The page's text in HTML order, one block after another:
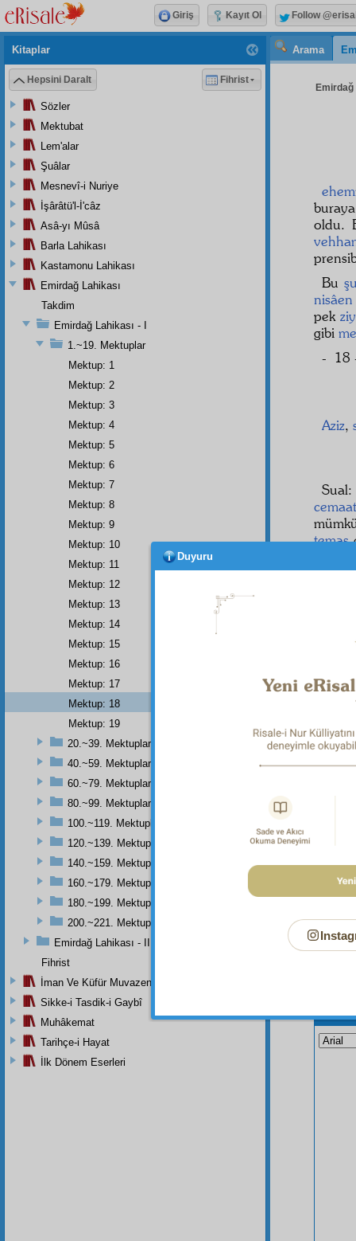
Arama
Emirdağ
oldu.
Bu
nisâen
pek
gibi
- 18
Aziz,
cemaat
temas
Dipnot-2
Kitaplar
Hepsini Daralt Fihrist
Sözler
Mektubat
Lem'alar
Şuâlar
Mesnevî-i Nuriye
İşârâtü'l-İ'câz
Asâ-yı Mûsâ
Barla Lahikası
Kastamonu Lahikası
Emirdağ Lahikası
Takdim
Emirdağ Lahikası - I
1.~19. Mektuplar
Mektup: 1
Mektup: 2
Mektup: 3
Mektup: 4
Mektup: 5
Mektup: 6
Mektup: 7
Mektup: 8
Mektup: 9
Mektup: 10
Mektup: 11
Mektup: 12
Mektup: 13
Mektup: 14
Mektup: 15
Mektup: 16
Mektup: 17
Mektup: 18
Mektup: 19
20.~39. Mektuplar
40.~59. Mektuplar
60.~79. Mektuplar
80.~99. Mektuplar
100.~119. Mektuplar
120.~139. Mektuplar
140.~159. Mektuplar
160.~179. Mektuplar
180.~199. Mektuplar
200.~221. Mektuplar
Emirdağ Lahikası - II
Fihrist
İman Ve Küfür Muvazeneleri
Sikke-i Tasdik-i Gaybî
Muhâkemat
Tarihçe-i Hayat
İlk Dönem Eserleri
Giriş Kayıt Ol Follow
Duyuru